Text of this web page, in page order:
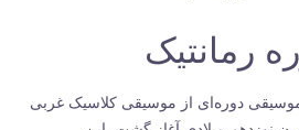
رمانتیک
دوره‌ای از موسیقی کلاسیک غربی